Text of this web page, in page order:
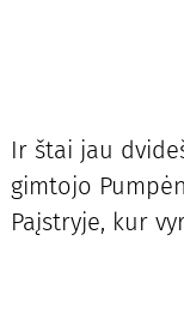
Ir štai jau
gimtojo
Paįstryje, kur